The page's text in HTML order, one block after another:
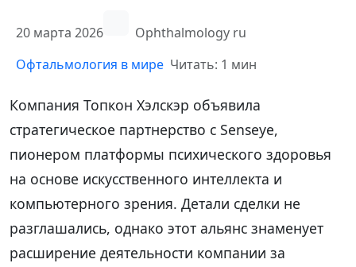
20 марта 2026
Ophthalmology ru
Офтальмология в мире Читать: 1 мин
Компания Топкон Хэлскэр объявила
стратегическое партнерство с Senseye,
пионером платформы психического здоровья
на основе искусственного интеллекта и
компьютерного зрения. Детали сделки не
разглашались, однако этот альянс знаменует
расширение деятельности компании за